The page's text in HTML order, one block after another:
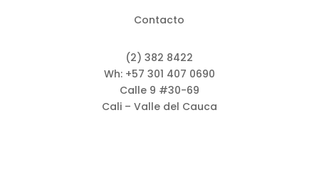
Contacto
(2) 382 8422
Wh: +57 301 407 0690
Calle 9 #30-69
Cali – Valle del Cauca